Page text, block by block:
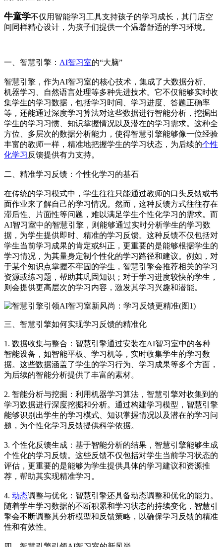
牛童学不仅用智能学习工具支持孩子的学习成长，其门店空
间同样精心设计，为孩子们提供一个温馨舒适的学习环境。
一、智慧引擎： AI智习室的“大脑”
智慧引擎，作为AI智习室的核心技术，集成了大数据分析、
机器学习、自然语言处理等多种先进技术。它不仅能够实时收
集学生的学习数据，包括学习时间、学习进度、答题正确率
等，还能通过深度学习算法对这些数据进行智能分析，挖掘出
学生的学习习惯、知识掌握情况以及潜在的学习需求。这种全
方位、多层次的数据分析能力，使得智慧引擎能够像一位经验
丰富的教师一样，精准地把握学生的学习状态，为后续的个性
化学习 反馈提供有力支持。
二、精准学习反馈：个性化学习的基石
在传统的学习模式中，学生往往只能通过教师的口头反馈或书
面作业来了解自己的学习情况。然而，这种反馈方式往往存在
滞后性、片面性等问题，难以满足学生个性化学习的需求。而
AI智习室中的智慧引擎，则能够通过实时分析学生的学习数
据，为学生提供即时、精准的学习反馈。这种反馈不仅包括对
学生当前学习成果的肯定或纠正，更重要的是能够根据学生的
学习情况，为其量身定制个性化的学习路径和建议。例如，对
于某个知识点掌握不牢固的学生，智慧引擎会推荐相关的学习
资源或练习题，帮助其巩固知识；对于学习进度较快的学生，
则会提供更高层次的学习内容，激发其学习兴趣和潜能。
三、智慧引擎如何实现学习反馈的精准化
1. 数据收集与整合：智慧引擎通过安装在AI智习室中的各种
智能设备，如智能平板、学习机等，实时收集学生的学习数
据。这些数据涵盖了学生的学习行为、学习成果等多个方面，
为后续的智能分析提供了丰富的素材。
2. 智能分析与挖掘：利用机器学习算法，智慧引擎对收集到的
学习数据进行深度挖掘和分析。通过构建学习模型，智慧引擎
能够识别出学生的学习模式、知识掌握情况以及潜在的学习问
题，为个性化学习反馈提供科学依据。
3. 个性化反馈生成：基于智能分析的结果，智慧引擎能够生成
个性化的学习反馈。这些反馈不仅包括对学生当前学习状态的
评估，更重要的是能够为学生提供具体的学习建议和资源推
荐，帮助其实现精准学习。
4. 动态调整与优化：智慧引擎还具备动态调整和优化的能力。
随着学生学习数据的不断积累和学习状态的持续变化，智慧引
擎会不断调整其分析模型和反馈策略，以确保学习反馈的精准
性和有效性。